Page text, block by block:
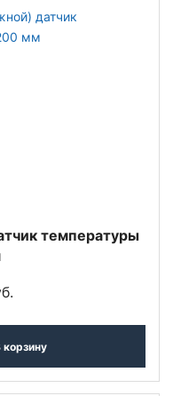
температуры
корзину